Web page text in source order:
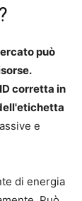
può
corretta in
e
di energia